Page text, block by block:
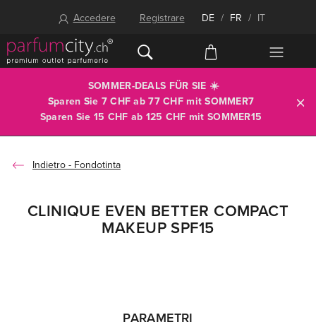
Accedere Registrare DE / FR / IT
SOMMER-DEALS FÜR SIE ☀️
Sparen Sie 7 CHF ab 77 CHF mitSOMMER7
Sparen Sie 15 CHF ab 125 CHF mit SOMMER15
Fondotinta
CLINIQUE EVEN BETTER COMPACT
MAKEUP SPF15
PARAMETRI